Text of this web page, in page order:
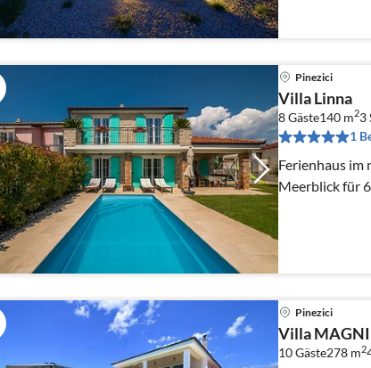
Pinezici
Villa Linna
8 Gäste140 m23
1
Ferienhaus im
Meerblick für
Pinezici
Villa
10 Gäste278 m2